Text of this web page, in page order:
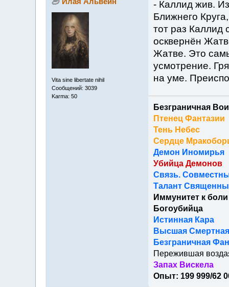
Vita sine libertate nihil
Сообщений: 3039
Karma: 50
- Каллид жив.
Ближнего
тот раз Каллид
осквернён
Жатве. Это
усмотрение.
на уме.
Безграничная
Птенец Фантазии
Тень Небес
Сердце
Демон Иномирья
Убийца Демонов
Связь.
Талант
Иммунитет к боли
Богоубийца
Истинная Кара
Высшая Смертная
Безграничная
Пережившая
Запах Вискела
Опыт: 199 999/62